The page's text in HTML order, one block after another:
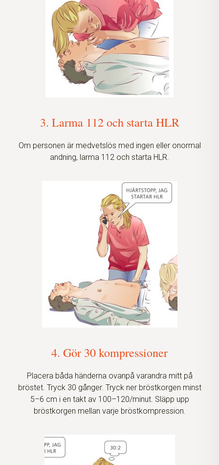
3. Larma 112 och starta HLR
Om personen är medvetslös med ingen eller onormal
andning, larma 112 och starta HLR.
4. Gör 30 kompressioner
Placera båda händerna ovanpå varandra mitt på
bröstet. Tryck 30 gånger. Tryck ner bröstkorgen minst
5–6 cm i en takt av 100–120/minut. Släpp upp
bröstkorgen mellan varje bröstkompression.